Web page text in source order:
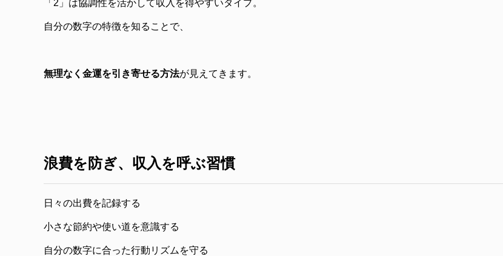
「2」は協調性を活かして収入を得やすいタイプ。
自分の数字の特徴を知ることで、
無理なく金運を引き寄せる方法が見えてきます。
浪費を防ぎ、収入を呼ぶ習慣
日々の出費を記録する
小さな節約や使い道を意識する
自分の数字に合った行動リズムを守る